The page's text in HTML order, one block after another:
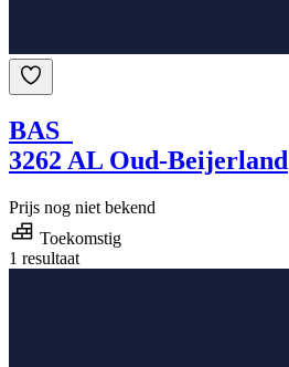
BAS
3262 AL Oud-Beijerland
Prijs nog niet bekend
Toekomstig
1 resultaat